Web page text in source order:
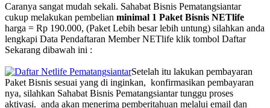
Caranya sangat mudah sekali. Sahabat Bisnis Pematangsiantar
cukup melakukan pembelian minimal 1 Paket Bisnis NETlife
harga = Rp 190.000, (Paket Lebih besar lebih untung) silahkan anda
lengkapi Data Pendaftaran Member NETlife klik tombol Daftar
Sekarang dibawah ini :
Setelah itu lakukan pembayaran
Paket Bisnis sesuai yang di inginkan, konfirmasikan pembayaran
nya, silahkan Sahabat Bisnis Pematangsiantar tunggu proses
aktivasi. anda akan menerima pemberitahuan melalui email dan